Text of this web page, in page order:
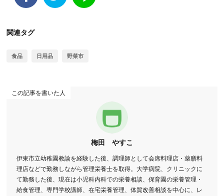
関連タグ
食品 日用品 野菜市
この記事を書いた人
梅田 やすこ
伊東市立幼稚園教諭を経験した後、調理師として会席料理店・薬膳料
理店などで勤務しながら管理栄養士を取得。大学病院、クリニックに
て勤務した後、現在は小児科内科での栄養相談、保育園の栄養管理・
給食管理、専門学校講師、在宅栄養管理、体質改善相談を中心に、レ